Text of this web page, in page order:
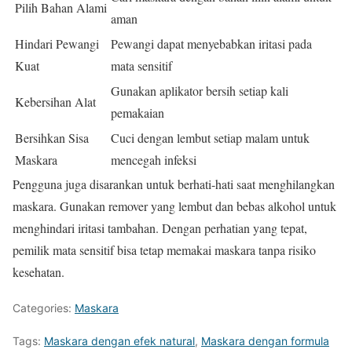
Pilih Bahan Alami
aman
Hindari Pewangi
Kuat
Pewangi dapat menyebabkan iritasi pada
mata sensitif
Kebersihan Alat
Gunakan aplikator bersih setiap kali
pemakaian
Bersihkan Sisa
Maskara
Cuci dengan lembut setiap malam untuk
mencegah infeksi
Pengguna juga disarankan untuk berhati-hati saat menghilangkan
maskara. Gunakan remover yang lembut dan bebas alkohol untuk
menghindari iritasi tambahan. Dengan perhatian yang tepat,
pemilik mata sensitif bisa tetap memakai maskara tanpa risiko
kesehatan.
Categories: Maskara
Tags: Maskara dengan efek natural, Maskara dengan formula